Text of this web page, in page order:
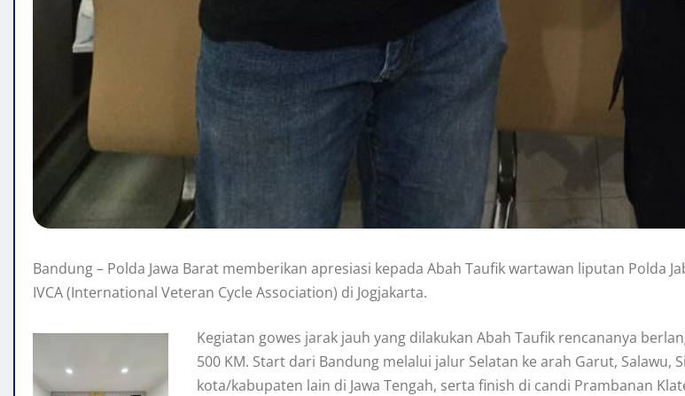
Bandung – Polda Jawa Barat memberikan apresiasi kepada Abah Taufik wartawan liputan Polda
IVCA (International Veteran Cycle Association) di Jogjakarta.
Kegiatan gowes jarak jauh yang dilakukan Abah Taufik rencananya
500 KM. Start dari Bandung melalui jalur Selatan ke arah Garut, Salawu,
kota/kabupaten lain di Jawa Tengah, serta finish di candi Prambanan